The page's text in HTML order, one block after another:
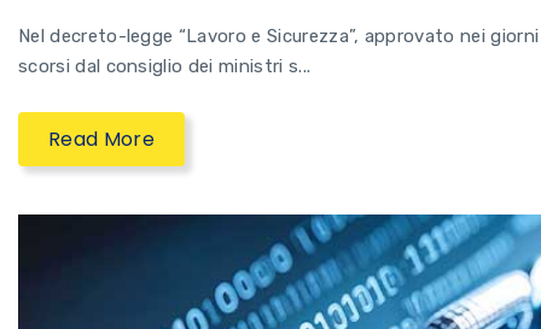
Nel decreto-legge “Lavoro e Sicurezza”, approvato nei giorni
scorsi dal consiglio dei ministri s...
Read More